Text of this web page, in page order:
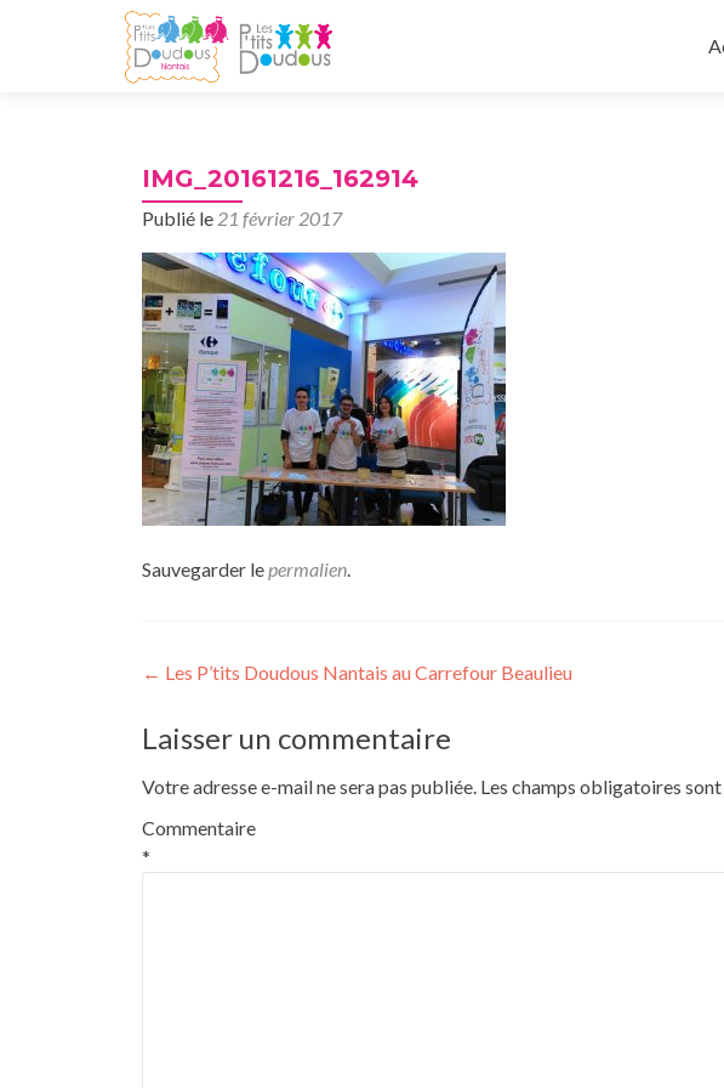
IMG_20161216_162914
Publié le 21 février 2017
Sauvegarder lepermalien.
Navigation
de
l’article
← Les P’tits Doudous Nantais au Carrefour Beaulieu
Laisser un commentaire
Votre adresse e-mail ne sera pas publiée. Les champs obligatoires
Commentaire
*